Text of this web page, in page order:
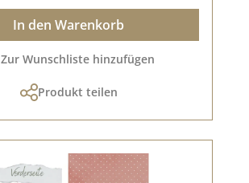
In den Warenkorb
Zur Wunschliste hinzufügen
Produkt teilen